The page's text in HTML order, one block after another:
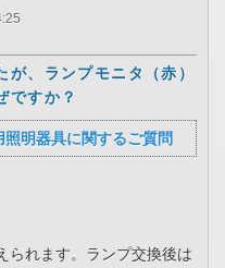
、ランプモニタ（赤）
ですか？
照明器具に関するご質問
られます。ランプ交換後は